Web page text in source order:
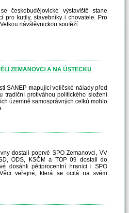
českobudějovické výstaviště stane
pro kutily, stavebníky i chovatele. Pro
návštěvnickou soutěží.
ZEMANOVCI A NA ÚSTECKU
SANEP mapující voličské nálady před
tradiční protiváhou politického složení
územně samosprávných celků mohlo
dostali poprvé SPO Zemanovci, VV
ODS, KSČM a TOP 09 dostali do
dosáhli pětiprocentní hranici i SPO
veřejné, která se ocitá na svém